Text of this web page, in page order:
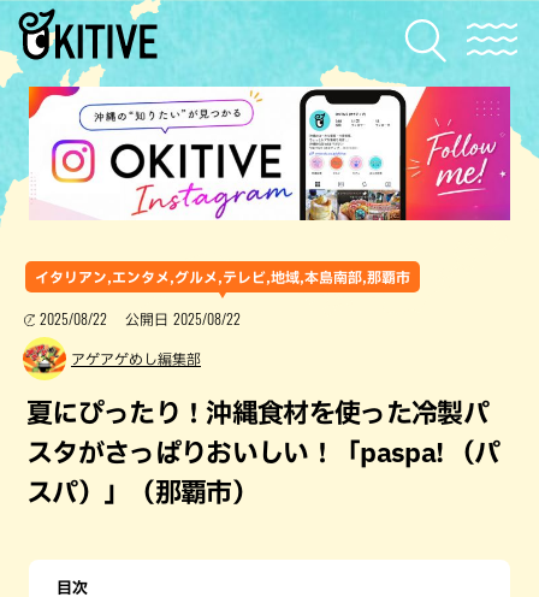
イタリアン,エンタメ,グルメ,テレビ,地域,本島南部,那覇市
2025/08/22 公開日 2025/08/22
アゲアゲめし編集部
夏にぴったり！沖縄食材を使った冷製パ
スタがさっぱりおいしい！「paspa! （パ
スパ）」（那覇市）
目次